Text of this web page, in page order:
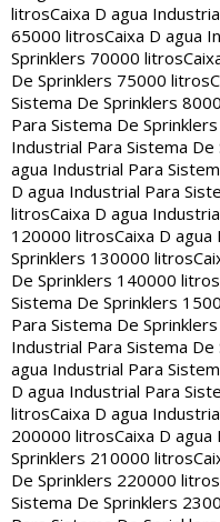
litrosCaixa D agua
65000 litrosCaixa D agua
Sprinklers 70000 litros
De Sprinklers 75000 litros
Sistema De Sprinklers
Para Sistema De
Industrial Para Sistema
agua Industrial Para
D agua Industrial Para
litrosCaixa D agua
120000 litrosCaixa D
Sprinklers 130000 litros
De Sprinklers 140000 litros
Sistema De Sprinklers
Para Sistema De
Industrial Para Sistema
agua Industrial Para
D agua Industrial Para
litrosCaixa D agua
200000 litrosCaixa D
Sprinklers 210000 litros
De Sprinklers 220000 litros
Sistema De Sprinklers